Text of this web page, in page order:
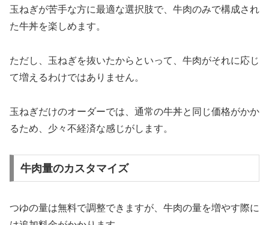
玉ねぎが苦手な方に最適な選択肢で、牛肉のみで構成され
た牛丼を楽しめます。
ただし、玉ねぎを抜いたからといって、牛肉がそれに応じ
て増えるわけではありません。
玉ねぎだけのオーダーでは、通常の牛丼と同じ価格がかか
るため、少々不経済な感じがします。
牛肉量のカスタマイズ
つゆの量は無料で調整できますが、牛肉の量を増やす際に